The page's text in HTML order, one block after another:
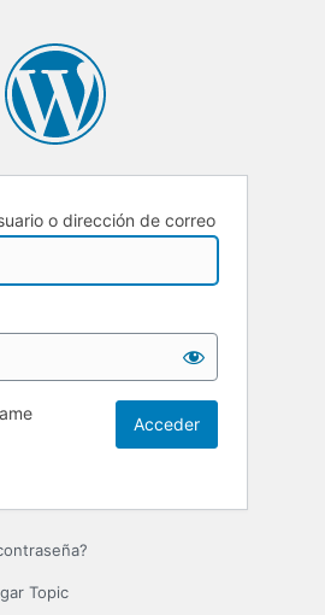
o dirección de correo
Topic